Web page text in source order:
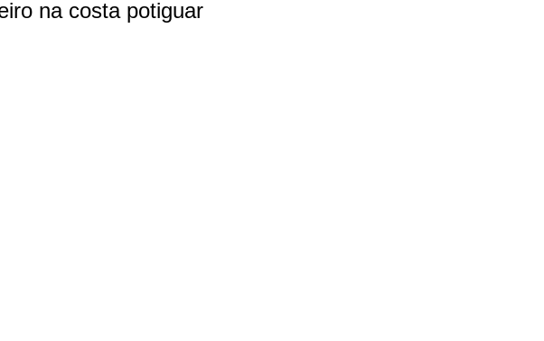
na costa potiguar